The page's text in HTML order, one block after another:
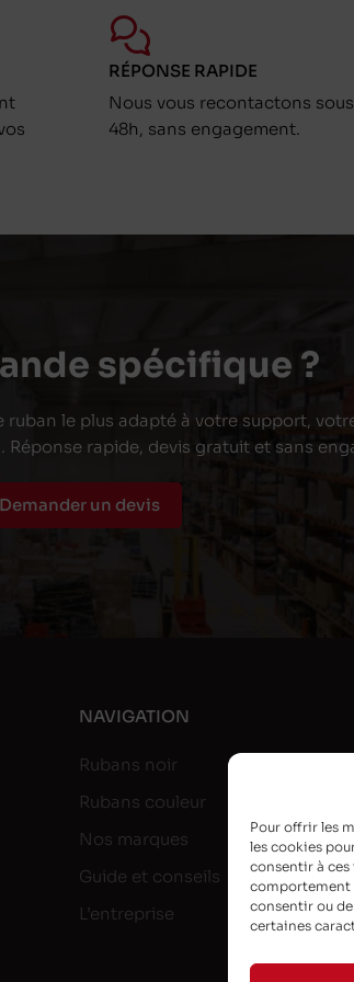
Pour offrir les
les cookies
consentir à
comportement
consentir ou
certaines
RÉPONSE RAPIDE
Nous vous recontactons sous
48h, sans engagement.
spécifique ?
le plus adapté à votre support,
rapide, devis gratuit et sans
Demander un devis
NAVIGATION
Rubans noir
Rubans couleur
Nos marques
Guide et conseils
L’entreprise